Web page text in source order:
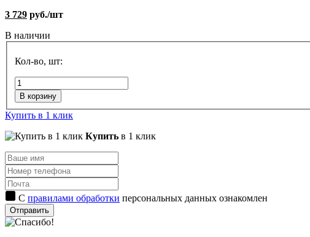
3 729 руб./шт
В наличии
Кол-во, шт:
В корзину
Купить в 1 клик
Купить в 1 клик
С правилами обработки персональных данных ознакомлен
Отправить